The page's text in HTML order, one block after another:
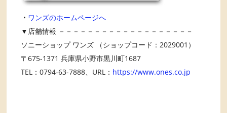
・ ワンズのホームページへ
▼店舗情報 －－－－－－－－－－－－－－－－－－－
ソニーショップ ワンズ （ショップコード：2029001）
〒675-1371 兵庫県小野市黒川町1687
TEL：0794-63-7888、URL： https://www.ones.co.jp